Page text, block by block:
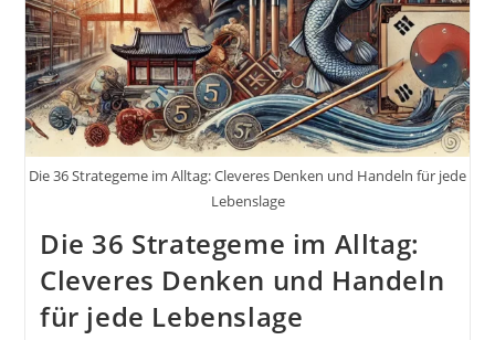
Die 36 Strategeme im Alltag: Cleveres Denken und Handeln für jede
Lebenslage
Die 36 Strategeme im Alltag:
Cleveres Denken und Handeln
für jede Lebenslage